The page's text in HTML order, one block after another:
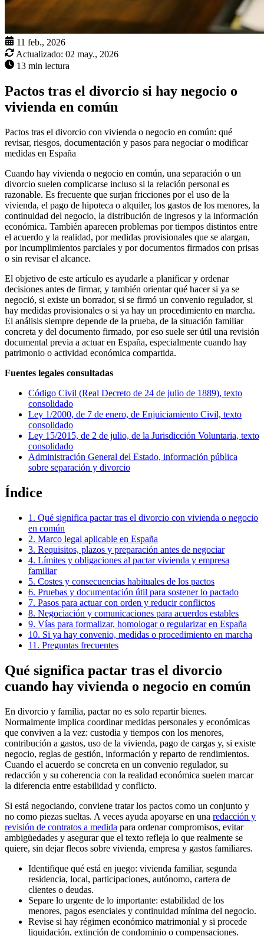
11 feb., 2026
Actualizado: 02 may., 2026
13 min lectura
Pactos tras el divorcio si hay negocio o
vivienda en común
Pactos tras el divorcio con vivienda o negocio en común: qué
revisar, riesgos, documentación y pasos para negociar o modificar
medidas en España
Cuando hay vivienda o negocio en común, una separación o un
divorcio suelen complicarse incluso si la relación personal es
razonable. Es frecuente que surjan fricciones por el uso de la
vivienda, el pago de hipoteca o alquiler, los gastos de los menores, la
continuidad del negocio, la distribución de ingresos y la información
económica. También aparecen problemas por tiempos distintos entre
el acuerdo y la realidad, por medidas provisionales que se alargan,
por incumplimientos parciales y por documentos firmados con prisas
o sin revisar el alcance.
El objetivo de este artículo es ayudarle a planificar y ordenar
decisiones antes de firmar, y también orientar qué hacer si ya se
negoció, si existe un borrador, si se firmó un convenio regulador, si
hay medidas provisionales o si ya hay un procedimiento en marcha.
El análisis siempre depende de la prueba, de la situación familiar
concreta y del documento firmado, por eso suele ser útil una revisión
documental previa a actuar en España, especialmente cuando hay
patrimonio o actividad económica compartida.
Fuentes legales consultadas
Código Civil (Real Decreto de 24 de julio de 1889), texto
consolidado
Ley 1/2000, de 7 de enero, de Enjuiciamiento Civil, texto
consolidado
Ley 15/2015, de 2 de julio, de la Jurisdicción Voluntaria, texto
consolidado
Administración General del Estado, información pública
sobre separación y divorcio
Índice
1. Qué significa pactar tras el divorcio con vivienda o negocio
en común
2. Marco legal aplicable en España
3. Requisitos, plazos y preparación antes de negociar
4. Límites y obligaciones al pactar vivienda y empresa
familiar
5. Costes y consecuencias habituales de los pactos
6. Pruebas y documentación útil para sostener lo pactado
7. Pasos para actuar con orden y reducir conflictos
8. Negociación y comunicaciones para acuerdos estables
9. Vías para formalizar, homologar o regularizar en España
10. Si ya hay convenio, medidas o procedimiento en marcha
11. Preguntas frecuentes
Qué significa pactar tras el divorcio
cuando hay vivienda o negocio en común
En divorcio y familia, pactar no es solo repartir bienes.
Normalmente implica coordinar medidas personales y económicas
que conviven a la vez: custodia y tiempos con los menores,
contribución a gastos, uso de la vivienda, pago de cargas y, si existe
negocio, reglas de gestión, información y reparto de rendimientos.
Cuando el acuerdo se concreta en un convenio regulador, su
redacción y su coherencia con la realidad económica suelen marcar
la diferencia entre estabilidad y conflicto.
Si está negociando, conviene tratar los pactos como un conjunto y
no como piezas sueltas. A veces ayuda apoyarse en una redacción y
revisión de contratos a medida para ordenar compromisos, evitar
ambigüedades y asegurar que el texto refleja lo que realmente se
quiere, sin dejar flecos sobre vivienda, empresa y gastos familiares.
Identifique qué está en juego: vivienda familiar, segunda
residencia, local, participaciones, autónomo, cartera de
clientes o deudas.
Separe lo urgente de lo importante: estabilidad de los
menores, pagos esenciales y continuidad mínima del negocio.
Revise si hay régimen económico matrimonial y si procede
liquidación, extinción de condominio o compensaciones.